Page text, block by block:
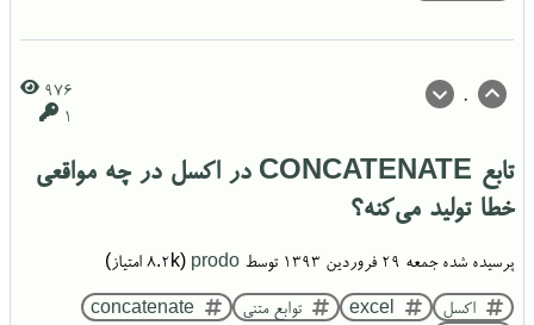
0
976
1
تابع CONCATENATE در اکسل در چه مواقعی
خطا تولید می‌کنه؟
پرسیده شده جمعه ۲۹ فروردین ۱۳۹۳ توسط prodo
(
8.2k امتیاز)
اکسل excel توابع متنی
concatenate